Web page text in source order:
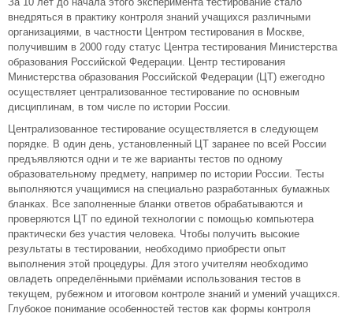
внедряться в практику контроля знаний учащихся различными
организациями, в частности Центром тестирования в Москве,
получившим в 2000 году статус Центра тестирования Министерства
образования Российской Федерации. Центр тестирования
Министерства образования Российской Федерации (ЦТ) ежегодно
осуществляет централизованное тестирование по основным
дисциплинам, в том числе по истории России.
Централизованное тестирование осуществляется в следующем
порядке. В один день, установленный ЦТ заранее по всей России
предъявляются одни и те же варианты тестов по одному
образовательному предмету, например по истории России. Тесты
выполняются учащимися на специально разработанных бумажных
бланках. Все заполненные бланки ответов обрабатываются и
проверяются ЦТ по единой технологии с помощью компьютера
практически без участия человека. Чтобы получить высокие
результаты в тестировании, необходимо приобрести опыт
выполнения этой процедуры. Для этого учителям необходимо
овладеть определёнными приёмами использования тестов в
текущем, рубежном и итоговом контроле знаний и умений учащихся.
Глубокое понимание особенностей тестов как формы контроля